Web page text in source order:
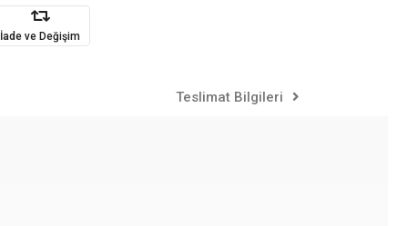
İade ve Değişim
Teslimat Bilgileri